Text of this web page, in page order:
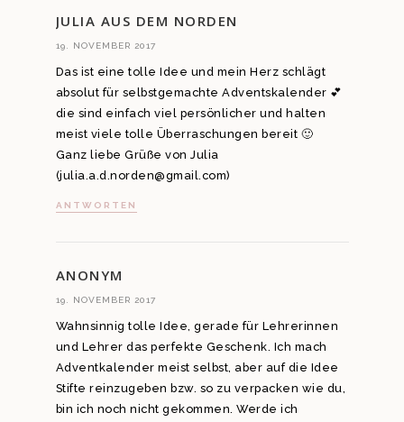
JULIA AUS DEM NORDEN
19. NOVEMBER 2017
Das ist eine tolle Idee und mein Herz schlägt
absolut für selbstgemachte Adventskalender 💕
die sind einfach viel persönlicher und halten
meist viele tolle Überraschungen bereit 🙂
Ganz liebe Grüße von Julia
(julia.a.d.norden@gmail.com)
ANTWORTEN
ANONYM
19. NOVEMBER 2017
Wahnsinnig tolle Idee, gerade für Lehrerinnen
und Lehrer das perfekte Geschenk. Ich mach
Adventkalender meist selbst, aber auf die Idee
Stifte reinzugeben bzw. so zu verpacken wie du,
bin ich noch nicht gekommen. Werde ich